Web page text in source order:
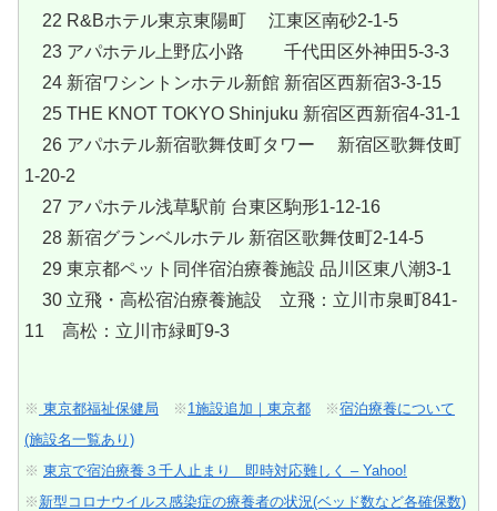
22 R&Bホテル東京東陽町 江東区南砂2-1-5
23 アパホテル上野広小路 千代田区外神田5-3-3
24 新宿ワシントンホテル新館 新宿区西新宿3-3-15
25 THE KNOT TOKYO Shinjuku 新宿区西新宿4-31-1
26 アパホテル新宿歌舞伎町タワー 新宿区歌舞伎町
1-20-2
27 アパホテル浅草駅前 台東区駒形1-12-16
28 新宿グランベルホテル 新宿区歌舞伎町2-14-5
29 東京都ペット同伴宿泊療養施設 品川区東八潮3-1
30 立飛・高松宿泊療養施設 立飛：立川市泉町841-
11 高松：立川市緑町9-3
※ 東京都福祉保健局 ※ 1施設追加｜東京都 ※宿泊療養について
(施設名一覧あり)
※ 東京で宿泊療養３千人止まり 即時対応難しく – Yahoo!
※ 新型コロナウイルス感染症の療養者の状況(ベッド数など各確保数)